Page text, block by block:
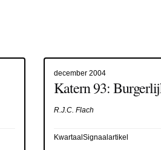
december 2004
Katern 93:
R.J.C. Flach
KwartaalSignaalartikel